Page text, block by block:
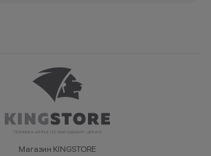
Магазин KINGSTORE